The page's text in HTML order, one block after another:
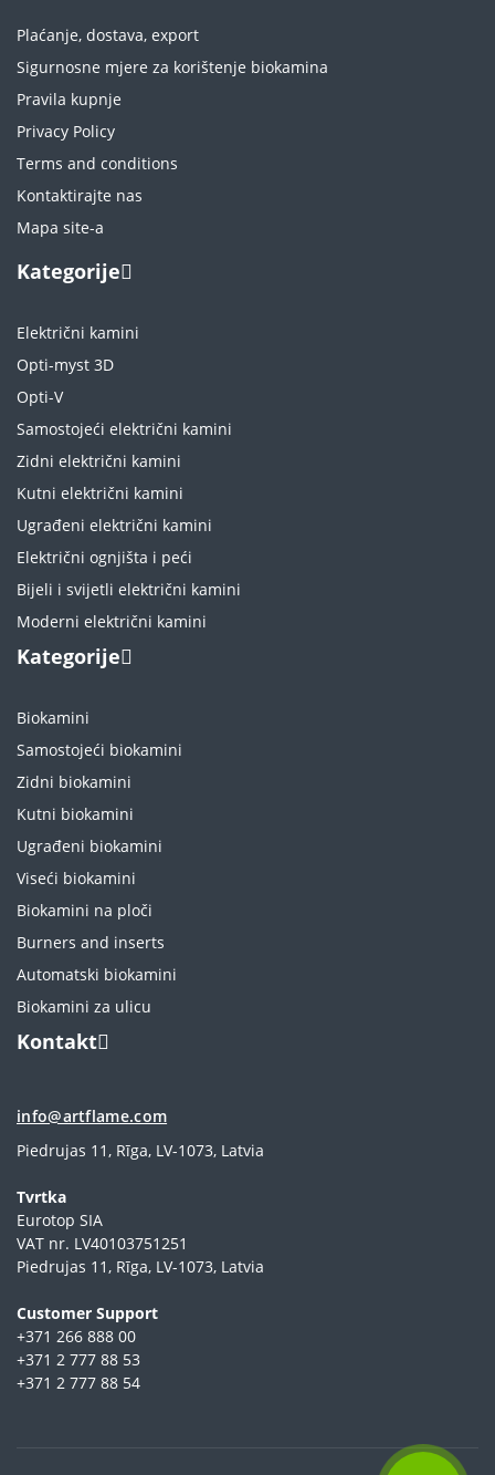
Plaćanje, dostava, export
Sigurnosne mjere za korištenje biokamina
Pravila kupnje
Privacy Policy
Terms and conditions
Kontaktirajte nas
Mapa site-a
Kategorije
Električni kamini
Opti-myst 3D
Opti-V
Samostojeći električni kamini
Zidni električni kamini
Kutni električni kamini
Ugrađeni električni kamini
Električni ognjišta i peći
Bijeli i svijetli električni kamini
Moderni električni kamini
Kategorije
Biokamini
Samostojeći biokamini
Zidni biokamini
Kutni biokamini
Ugrađeni biokamini
Viseći biokamini
Biokamini na ploči
Burners and inserts
Automatski biokamini
Biokamini za ulicu
Kontakt
info@artflame.com
Piedrujas 11, Rīga, LV-1073, Latvia
Tvrtka
Eurotop SIA
VAT nr. LV40103751251
Piedrujas 11, Rīga, LV-1073, Latvia
Сustomer Support
+371 266 888 00
+371 2 777 88 53
+371 2 777 88 54